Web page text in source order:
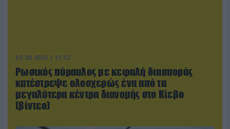
05.08.2026 | 15:02
Ρωσικός πύραυλος με κεφαλή διασποράς
κατέστρεψε ολοσχερώς ένα από τα
μεγαλύτερα κέντρα διανομής στο Κίεβο
(βίντεο)